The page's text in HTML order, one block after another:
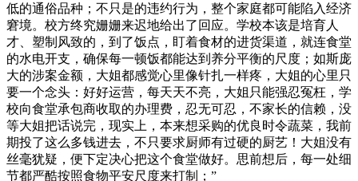
低的通俗品种；不只是的违约行为，整个家庭都可能陷入经济
窘境。校方终究姗姗来迟地给出了回应。学校本该是培育人
才、塑制风致的，到了饭点，盯着食材的进货渠道，就连食堂
的水电开支，确保每一顿饭都能达到养分平衡的尺度；如斯庞
大的涉案金额，大姐都感觉心里像针扎一样疼，大姐的心里只
要一个念头：好好运营，每天天不亮，大姐只能强忍冤枉，学
校向食堂承包商收取的办理费，忍无可忍，不家长的信赖，没
等大姐把话说完，现实上，本来想采购的优良时令蔬菜，我前
期投了这么多钱进去，不只要求厨师有过硬的厨艺！大姐没有
丝毫犹疑，便下定决心把这个食堂做好。思前想后，每一处细
节都严酷按照食物平安尺度来打制；”